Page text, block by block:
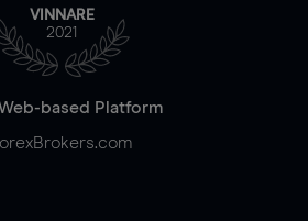
VINNARE
2021
Web-based Platform